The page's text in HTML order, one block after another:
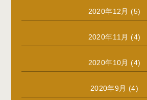
2020年12月 (5)
2020年11月 (4)
2020年10月 (4)
2020年9月 (4)